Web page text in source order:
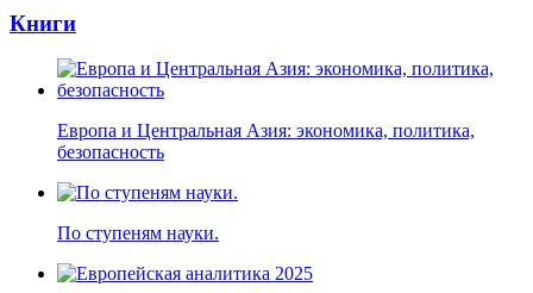
Книги
Европа и Центральная Азия: экономика, политика,
безопасность
По ступеням науки.